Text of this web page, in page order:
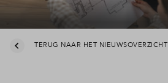
TERUG NAAR HET NIEUWSOVERZICHT